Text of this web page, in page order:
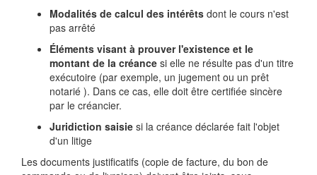
Modalités de calcul des intérêts dont le cours n'est
pas arrêté
Éléments visant à prouver l'existence et le
montant de la créance si elle ne résulte pas d'un titre
exécutoire (par exemple, un jugement ou un prêt
notarié ). Dans ce cas, elle doit être certifiée sincère
par le créancier.
Juridiction saisie si la créance déclarée fait l'objet
d'un litige
Les documents justificatifs (copie de facture, du bon de